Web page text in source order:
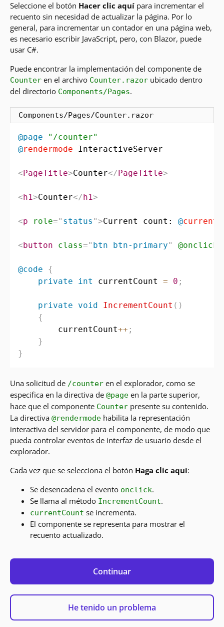
Seleccione el botón Hacer clic aquí para incrementar el
recuento sin necesidad de actualizar la página. Por lo
general, para incrementar un contador en una página web,
es necesario escribir JavaScript, pero, con Blazor, puede
usar C#.
Puede encontrar la implementación del componente de
Counter en el archivo Counter.razor ubicado dentro
del directorio Components/Pages.
Components/Pages/Counter.razor
@page
"/counter"
@rendermode InteractiveServer
<PageTitle>Counter</PageTitle>
<h1>Counter</h1>
<p role=" status ">Current count: @
<button class=" btn btn-primary" @onclick
@code
{
private
int currentCount = 0 ;
private void IncrementCount ( )
{
        currentCount
++ ;
}
}
Una solicitud de /counter en el explorador, como se
especifica en la directiva de@page en la parte superior,
hace que el componente Counter presente su contenido.
La directiva@rendermode habilita la representación
interactiva del servidor para el componente, de modo que
pueda controlar eventos de interfaz de usuario desde el
explorador.
Cada vez que se selecciona el botón Haga clic aquí:
Se desencadena el evento onclick.
Se llama al método IncrementCount.
currentCount se incrementa.
El componente se representa para mostrar el
recuento actualizado.
Continuar
He tenido un problema